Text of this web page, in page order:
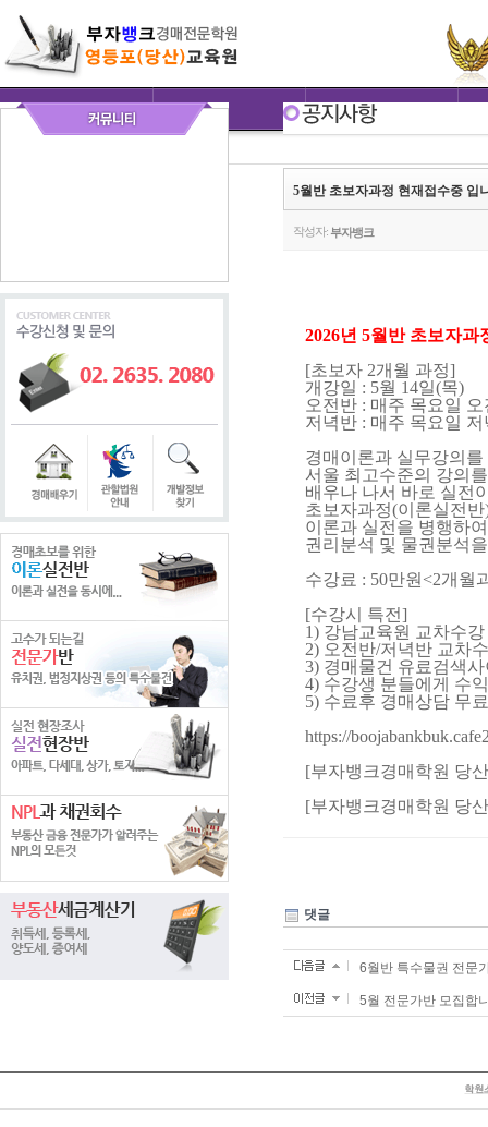
5월반 초보자과정 현재접수중 입
작성자: 부자뱅크
2026년 5월반 초보자
[초보자 2개월 과정]
개강일 : 5월 14일(목)
오전반 : 매주 목요일
저녁반 : 매주 목요일
경매이론과 실무강의를
서울 최고수준의 강의
배우나 나서 바로 실전
초보자과정(이론실전
이론과 실전을 병행하
권리분석 및 물권분석
수강료 : 50만원<2개월
[수강시 특전]
1) 강남교육원 교차수
2) 오전반/저녁반 교차
3) 경매물건 유료검색
4) 수강생 분들에게 수
5) 수료후 경매상담 무
https://
[부자뱅크경매학원 당
[부자뱅크경매학원 당
댓글
6월반 특수물권 전문
5월 전문가반 모집합